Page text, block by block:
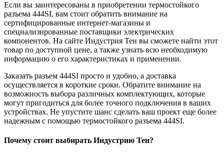
Если вы заинтересованы в приобретении термостойкого
разъема 444SI, вам стоит обратить внимание на
сертифицированные интернет-магазины и
специализированные поставщики электрических
компонентов. На сайте Индустрия Тен вы сможете найти этот
товар по доступной цене, а также узнать всю необходимую
информацию о его характеристиках и применении.
Заказать разъем 444SI просто и удобно, а доставка
осуществляется в короткие сроки. Обратите внимание на
возможность выбора различных комплектующих, которые
могут пригодиться для более точного подключения в ваших
устройствах. Не упустите шанс сделать ваш проект еще более
надежным с помощью термостойкого разъема 444SI.
Почему стоит выбирать Индустрию Тен?